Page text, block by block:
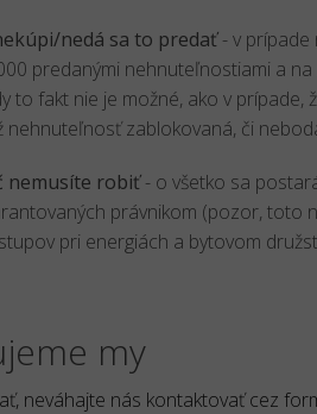
nedá sa to predať- v prípade
predanými nehnuteľnostiami a
to fakt nie je možné, ako v prípade,
zablokovaná, či
nemusíte robiť- o všetko sa
právnikom (pozor, toto
pri energiách a bytovom
my
neváhajte nás kontaktovať cez